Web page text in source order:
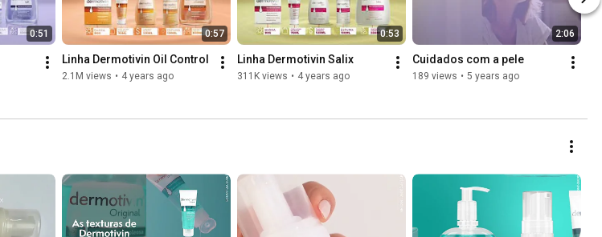
0:51 0:57
Linha Dermotivin Oil Control
2.1M views • 4 years ago
0:53
Linha Dermotivin Salix
311K views • 4 years ago
2:06
Cuidados com a pele
189 views • 5 years ago